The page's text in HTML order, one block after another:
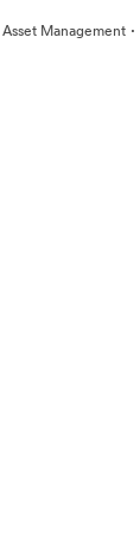
Management ·